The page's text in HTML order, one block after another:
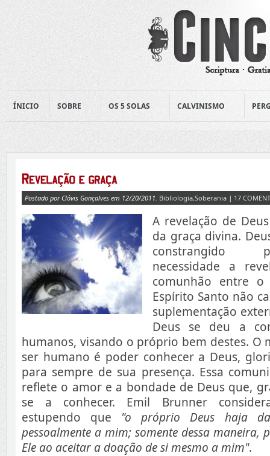
ÍNICIO SOBRE OS 5 SOLAS CALVINISMO
Postado por Clóvis Gonçalves em 12/20/2011. Bibliologia,Soberania | 17
A revelação de
da graça divina.
constrangido
necessidade a
comunhão entre
Espírito Santo não
suplementação
Deus se deu a
humanos, visando o próprio bem destes. O
ser humano é poder conhecer a Deus,
para sempre de sua presença. Essa
reflete o amor e a bondade de Deus que,
se a conhecer. Emil Brunner
estupendo que "o próprio Deus haja
pessoalmente a mim; somente dessa maneira,
Ele ao aceitar a doação de si mesmo a mim".